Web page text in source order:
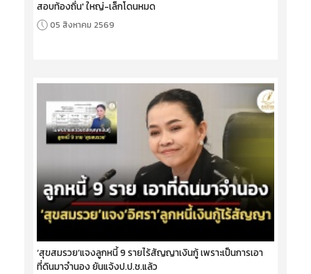
สอบท้องถิ่น' ใหญ่-เล็กโดนหมด
05 สิงหาคม 2569
‘สุขสมรวย’แจงลูกหนี้ 9 รายไร้สัญญาเงินกู้ เพราะเป็นการเอา
ที่ดินมาจำนอง ยันแจ้งป.ป.ช.แล้ว